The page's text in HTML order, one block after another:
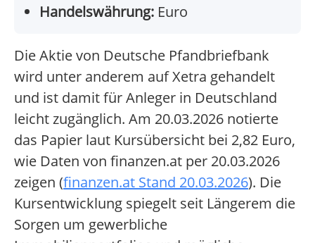
Handelswährung: Euro
Die Aktie von Deutsche Pfandbriefbank
wird unter anderem auf Xetra gehandelt
und ist damit für Anleger in Deutschland
leicht zugänglich. Am 20.03.2026 notierte
das Papier laut Kursübersicht bei 2,82 Euro,
wie Daten von finanzen.at per 20.03.2026
zeigen (finanzen.at Stand 20.03.2026). Die
Kursentwicklung spiegelt seit Längerem die
Sorgen um gewerbliche